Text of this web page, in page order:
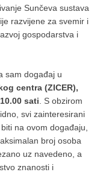
Sunčeva sustava
razvijene za svemir i
gospodarstva i
sam događaj u
centra (ZICER),
sati . S obzirom
svi zainteresirani
na ovom događaju,
broj osoba
uz navedeno, a
znanosti i